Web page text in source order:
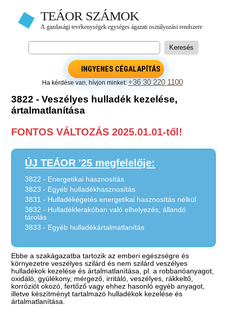
INGYENES CÉGALAPÍTÁS
Ha kérdése van, hívjon minket:+36 30 220 1100
3822 - Veszélyes hulladék kezelése,
ártalmatlanítása
FONTOS VÁLTOZÁS 2025.01.01-től!
ÚJ TEÁOR '25 megfelelője:
3822 - Energetikai hasznosítás
3823 - Egyéb hulladékhasznosítás
3831 - Hulladékégetés energetikai hasznosítás nélkül
3832 - Hulladéklerakóban való elhelyezés, állandó
tárolás
3833 - Egyéb hulladékártalmatlanítás
Ebbe a szakágazatba tartozik az emberi egészségre és
környezetre veszélyes szilárd és nem szilárd veszélyes
hulladékok kezelése és ártalmatlanítása, pl. a robbanóanyagot,
oxidáló, gyúlékony, mérgező, irritáló, veszélyes, rákkeltő,
korróziót okozó, fertőző vagy ehhez hasonló egyéb anyagot,
illetve készítményt tartalmazó hulladékok kezelése és
ártalmatlanítása.